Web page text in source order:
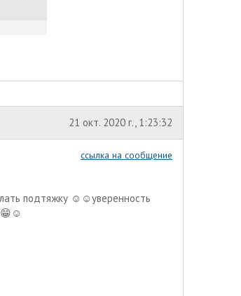
21 окт. 2020 г., 1:23:32
ссылка на сообщение
подтяжку ☺️☺️уверенность